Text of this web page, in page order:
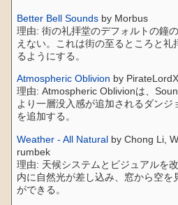
Better Bell Sounds by Morbus
理由: 街の礼拝堂のデフォルトの鐘
えない。これは街の至るところと礼
るようにする。
Atmospheric Oblivion by PirateLordX
理由: Atmospheric Oblivionは、
より一層没入感が追加されるダンジ
を追加する。
Weather - All Natural by Chong Li,
rumbek
理由: 天候システムとビジュアルを
内に自然光が差し込み、窓から空を
ができる。